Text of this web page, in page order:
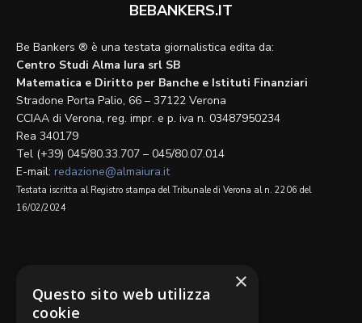
BEBANKERS.IT
Be Bankers ® è una testata giornalistica edita da:
Centro Studi Alma Iura srl SB
Matematica e Diritto per Banche e Istituti Finanziari
Stradone Porta Palio, 66 – 37122 Verona
CCIAA di Verona, reg. impr. e p. iva n. 03487950234
Rea 340179
Tel (+39) 045/80.33.707 – 045/80.07.014
E-mail: redazione@almaiura.it
Testata iscritta al Registro stampa del Tribunale di Verona al n. 2206 del
16/02/2024
×
Questo sito web utilizza
cookie